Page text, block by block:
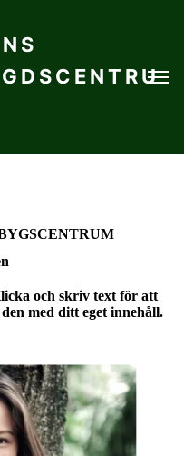
och skriv text för att
med ditt eget innehåll.